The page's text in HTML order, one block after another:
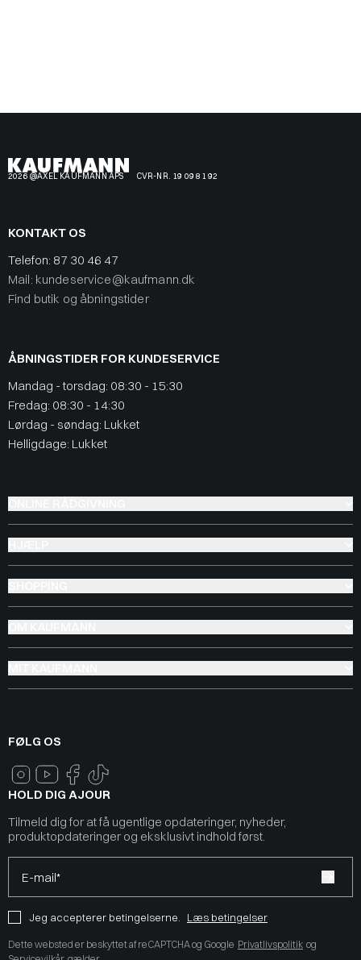
2026 @AXEL KAUFMANN APS CVR-NR. 19 09 81 92
KONTAKT OS
Telefon: 87 30 46 47
Mail: kundeservice@kaufmann.dk
Find butik og åbningstider
ÅBNINGSTIDER FOR KUNDESERVICE
Mandag - torsdag: 08:30 - 15:30
Fredag: 08:30 - 14:30
Lørdag - søndag: Lukket
Helligdage: Lukket
FØLG OS
HOLD DIG AJOUR
Tilmeld dig for at få ugentlige opdateringer, nyheder,
produktopdateringer og eksklusivt indhold først.
E-mail*
Jeg accepterer betingelserne. Læs betingelser
Dette websted er beskyttet af reCAPTCHA og Google Privatlivspolitik og